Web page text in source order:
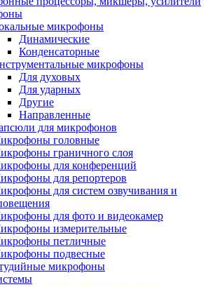
микрофоны
Динамические
Конденсаторные
микрофоны
Для духовых
Для ударных
Другие
Направленные
для микрофонов
головные
граничного слоя
для конференций
для репортеров
для систем озвучивания и
для фото и видеокамер
измерительные
петличные
подвесные
микрофоны